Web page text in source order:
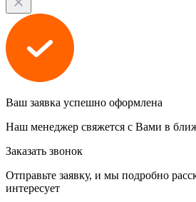
Ваш заявка успешно оформлена
Наш менеджер свяжется с Вами в
Заказать звонок
Отправьте заявку, и мы подробно
интересует